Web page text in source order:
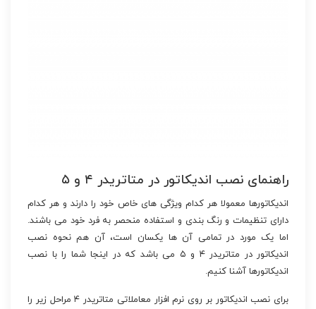
راهنمای نصب اندیکاتور در متاتریدر ۴ و ۵
اندیکاتورها معمولا هر کدام ویژگی های خاص خود را دارند و هر کدام
دارای تنظیمات و رنگ بندی و استفاده منحصر به فرد خود می باشند.
اما یک مورد در تمامی آن ها یکسان است، آن هم نحوه نصب
اندیکاتور در متاتریدر ۴ و ۵ می باشد که در اینجا شما را با نصب
اندیکاتورها آشنا کنیم.
برای نصب اندیکاتور بر روی نرم افزار معاملاتی متاتریدر ۴ مراحل زیر را